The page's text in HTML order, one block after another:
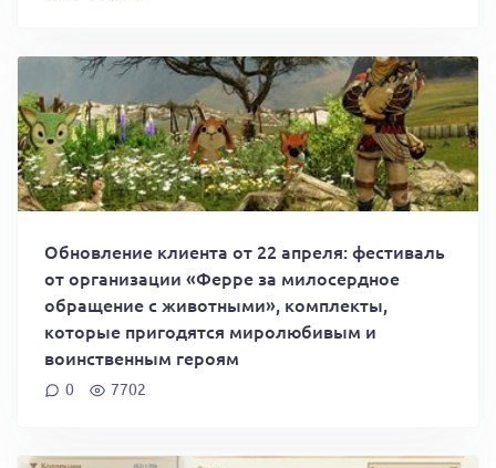
Обновление клиента от 22 апреля: фестиваль
от организации «Ферре за милосердное
обращение с животными», комплекты,
которые пригодятся миролюбивым и
воинственным героям
0 7702